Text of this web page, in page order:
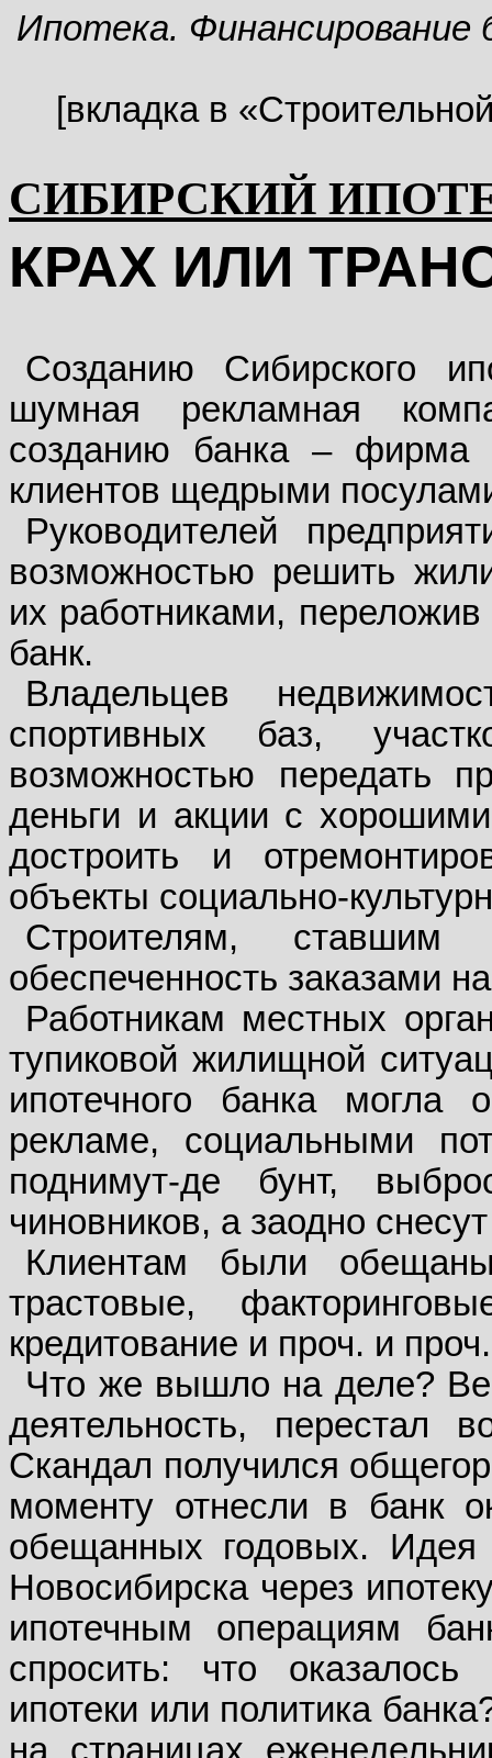
Ипотека. Финансирование
[вкладка в
СИБИРСКИЙ
КРАХ ИЛИ
Созданию Сибирского
шумная рекламная
созданию банка – фирма
клиентов щедрыми
Руководителей
возможностью решить
их работниками,
банк.
Владельцев
спортивных баз,
возможностью передать
деньги и акции с
достроить и
объекты социально-
Строителям, ставшим
обеспеченность заказами
Работникам местных
тупиковой жилищной
ипотечного банка могла
рекламе, социальными
поднимут-де бунт,
чиновников, а заодно
Клиентам были
трастовые,
кредитование и проч. и проч.
Что же вышло на деле?
деятельность, перестал
Скандал получился
моменту отнесли в банк
обещанных годовых.
Новосибирска через
ипотечным операциям
спросить: что
ипотеки или политика